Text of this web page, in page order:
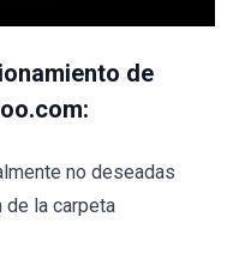
de
no deseadas
de la carpeta